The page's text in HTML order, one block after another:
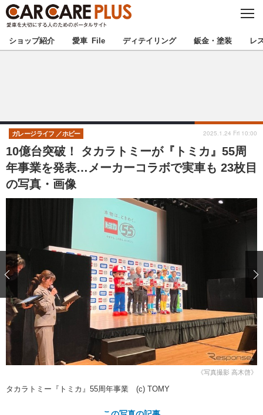
C
S
E
★カーケアプラス認定★ 厳選プロショップを地域から探す
甲信越 北陸
東海 関西
中国
ショップレポート 愛車 File
自動車豆知識 ストップ！不具合修理＆粗悪修理
鈑金・塗装
ディテイリング
ディテイリング
ヘッドライト磨き コーティング
フィルム・ラッピング
鈑金・塗装
小キズ直し
特集記事
ストップ 不具合修理＆粗悪修理
カーメーカー「旧車」関連プロジェ
クト
ショップ紹介
ショップレポート プロショップ検索
レストア
カーメーカー「旧車」関連プロジ
イベント
ショップ紹介 愛車 File ディテイリング 鈑金・塗装 レ
10億台突破！ タカラトミーが『トミカ』55周
年事業を発表…メーカーコラボで実車も 23枚目
の写真・画像
ガレージライフ ホビー 2025.1.24 Fri 10:00
《写真撮影 高木啓》
タカラトミー『トミカ』55周年事業 (c) TOMY
この写真の記事